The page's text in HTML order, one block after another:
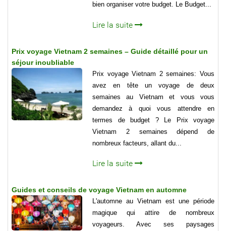
bien organiser votre budget. Le Budget...
Lire la suite
Prix voyage Vietnam 2 semaines – Guide détaillé pour un
séjour inoubliable
Prix voyage Vietnam 2 semaines: Vous
avez en tête un voyage de deux
semaines au Vietnam et vous vous
demandez à quoi vous attendre en
termes de budget ? Le Prix voyage
Vietnam 2 semaines dépend de
nombreux facteurs, allant du...
Lire la suite
Guides et conseils de voyage Vietnam en automne
L'automne au Vietnam est une période
magique qui attire de nombreux
voyageurs. Avec ses paysages